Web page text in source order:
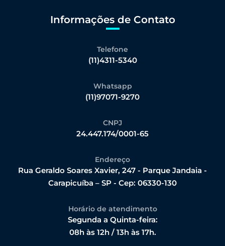
Informações de Contato
Telefone
(11)4311-5340
Whatsapp
(11)97071-9270
CNPJ
24.447.174/0001-65
Endereço
Rua Geraldo Soares Xavier, 247 - Parque Jandaia -
Carapicuíba – SP - Cep: 06330-130
Horário de atendimento
Segunda a Quinta-feira:
08h às 12h / 13h às 17h.